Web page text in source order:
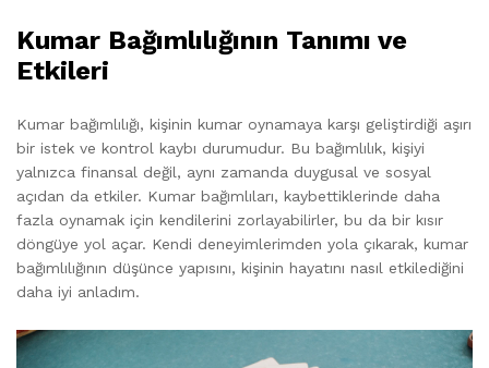
Kumar Bağımlılığının Tanımı ve
Etkileri
Kumar bağımlılığı, kişinin kumar oynamaya karşı geliştirdiği aşırı
bir istek ve kontrol kaybı durumudur. Bu bağımlılık, kişiyi
yalnızca finansal değil, aynı zamanda duygusal ve sosyal
açıdan da etkiler. Kumar bağımlıları, kaybettiklerinde daha
fazla oynamak için kendilerini zorlayabilirler, bu da bir kısır
döngüye yol açar. Kendi deneyimlerimden yola çıkarak, kumar
bağımlılığının düşünce yapısını, kişinin hayatını nasıl etkilediğini
daha iyi anladım.